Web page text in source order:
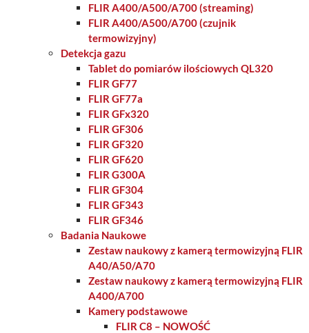
FLIR A400/A500/A700 (streaming)
FLIR A400/A500/A700 (czujnik
termowizyjny)
Detekcja gazu
Tablet do pomiarów ilościowych QL320
FLIR GF77
FLIR GF77a
FLIR GFx320
FLIR GF306
FLIR GF320
FLIR GF620
FLIR G300A
FLIR GF304
FLIR GF343
FLIR GF346
Badania Naukowe
Zestaw naukowy z kamerą termowizyjną FLIR
A40/A50/A70
Zestaw naukowy z kamerą termowizyjną FLIR
A400/A700
Kamery podstawowe
FLIR C8 – NOWOŚĆ